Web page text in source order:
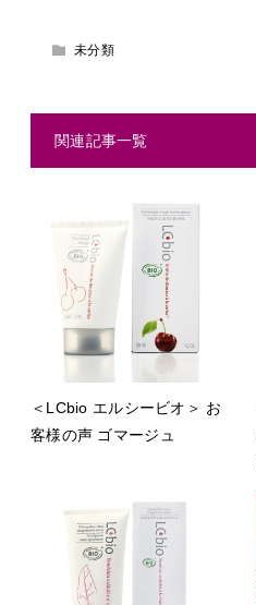
未分類
関連記事一覧
＜LCbio エルシービオ＞ お
客様の声 ゴマージュ